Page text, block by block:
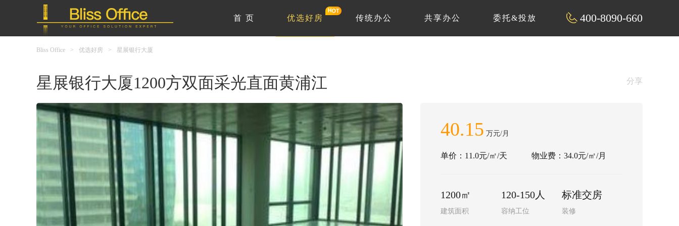
400-8090-660
首 页 优选好房 传统办公 共享办公 委托&投放
Bliss Office > 优选好房 > 星展银行大厦
星展银行大厦1200方双面采光直面黄浦江 分享
40.15 万元/月
单价：11.0元/㎡/天 物业费：34.0元/㎡/月
1200㎡
建筑面积
120-150人
容纳工位
标准交房
装修